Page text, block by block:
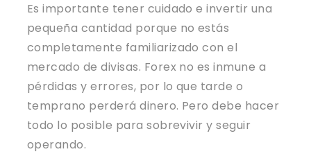
Es importante tener cuidado e invertir una
pequeña cantidad porque no estás
completamente familiarizado con el
mercado de divisas. Forex no es inmune a
pérdidas y errores, por lo que tarde o
temprano perderá dinero. Pero debe hacer
todo lo posible para sobrevivir y seguir
operando.